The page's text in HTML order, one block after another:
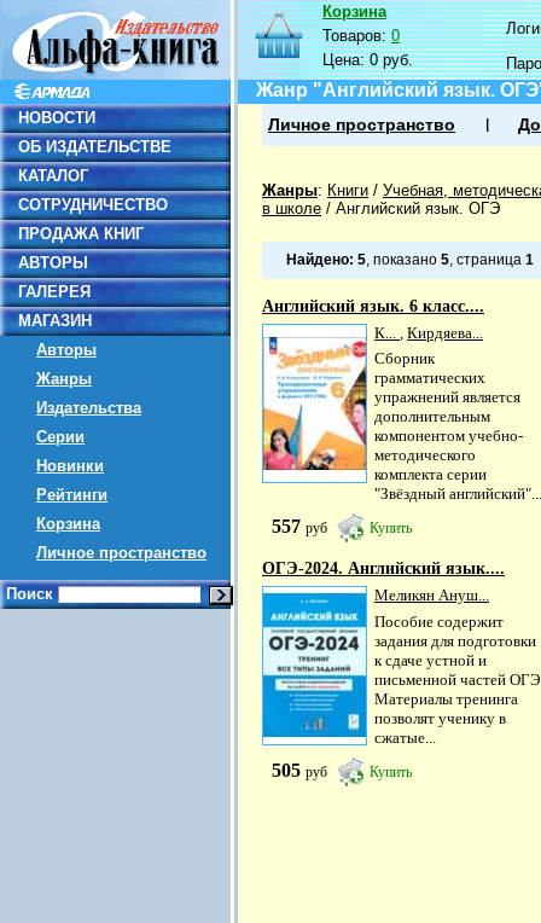
НОВОСТИ
ОБ ИЗДАТЕЛЬСТВЕ
КАТАЛОГ
СОТРУДНИЧЕСТВО
ПРОДАЖА КНИГ
АВТОРЫ
ГАЛЕРЕЯ
МАГАЗИН
Авторы
Жанры
Издательства
Серии
Новинки
Рейтинги
Корзина
Личное пространство
Поиск
Корзина
Товаров:0
Цена:0 руб.
Жанр "Английский язык.
Личное пространство
Жанры: Книги / Учебная,
в школе / Английский язык. ОГЭ
Найдено: 5, показано 5, страница 1
Английский язык. 6 класс....
К... , Кирдяева...
Сборник
грамматических
упражнений является
дополнительным
компонентом учебно-
методического
комплекта серии
"Звёздный английский"...
557 руб Купить
ОГЭ-2024. Английский язык....
Меликян Ануш...
Пособие содержит
задания для подготовки
к сдаче устной и
письменной частей
Материалы тренинга
позволят ученику в
сжатые...
505 руб Купить